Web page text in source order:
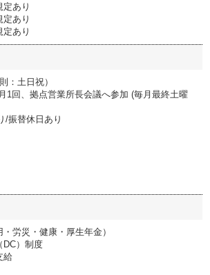
あり
あり
あり
：土日祝）
1回、拠点営業所長会議へ参加 (毎月最終土曜
/振替休日あり
労災・健康・厚生年金）
DC）制度
給